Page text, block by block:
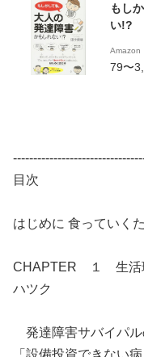
もし
い!?
Amazon
79〜
目次
はじめに 食っていく
CHAPTER １ 生活
ハツク
発達障害サバイパ
「設備投資できない